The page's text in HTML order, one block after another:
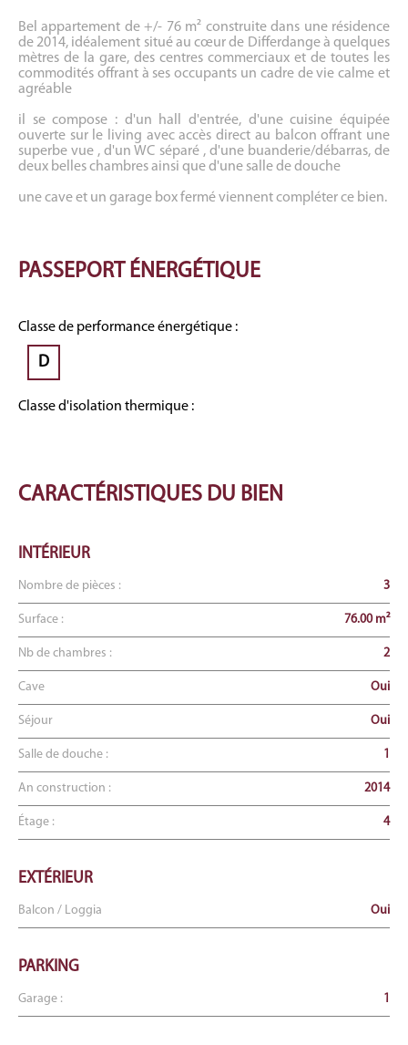
Bel appartement de +/- 76 m² construite dans une résidence
de 2014, idéalement situé au cœur de Differdange à quelques
mètres de la gare, des centres commerciaux et de toutes les
commodités offrant à ses occupants un cadre de vie calme et
agréable
il se compose : d'un hall d'entrée, d'une cuisine équipée
ouverte sur le living avec accès direct au balcon offrant une
superbe vue , d'un WC séparé , d'une buanderie/débarras, de
deux belles chambres ainsi que d'une salle de douche
une cave et un garage box fermé viennent compléter ce bien.
PASSEPORT ÉNERGÉTIQUE
Classe de performance énergétique :
D
Classe d'isolation thermique :
CARACTÉRISTIQUES DU BIEN
INTÉRIEUR
Nombre de pièces : 3
Surface : 76.00 m²
Nb de chambres : 2
Cave Oui
Séjour Oui
Salle de douche : 1
An construction : 2014
Étage : 4
EXTÉRIEUR
Balcon / Loggia Oui
PARKING
Garage : 1